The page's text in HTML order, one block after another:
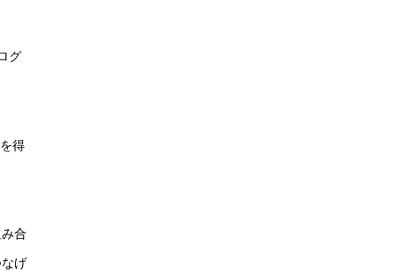
グ
得
合
げ